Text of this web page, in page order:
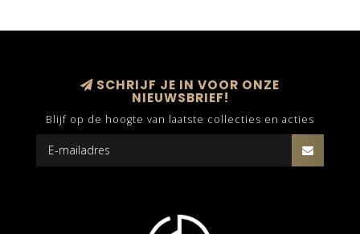
SCHRIJF JE IN VOOR ONZE
NIEUWSBRIEF!
Blijf op de hoogte van laatste collecties en acties